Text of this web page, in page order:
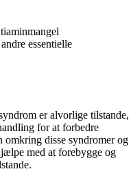
essentielle
er alvorlige tilstande,
for at forbedre
omkring disse syndromer og
med at forebygge og